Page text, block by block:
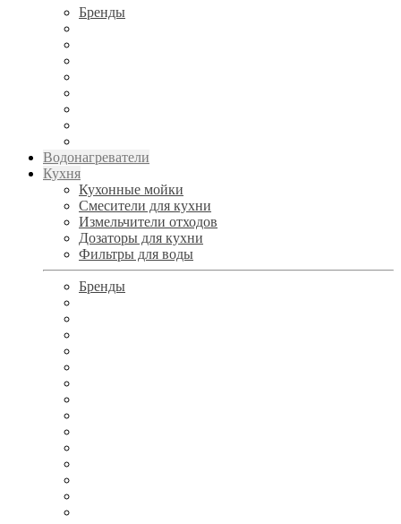
Бренды
Водонагреватели
Кухня
Кухонные мойки
Смесители для кухни
Измельчители отходов
Дозаторы для кухни
Фильтры для воды
Бренды